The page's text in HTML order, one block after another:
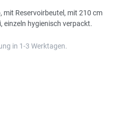
mit Reservoirbeutel, mit 210 cm
einzeln hygienisch verpackt.
in 1-3 Werktagen.